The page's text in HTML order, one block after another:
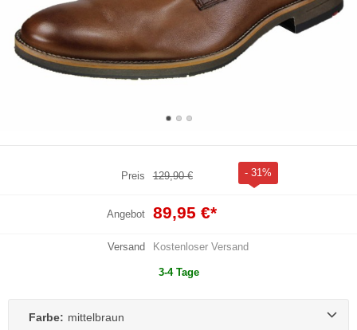
Preis 129,90 € - 31%
Angebot 89,95 €*
Versand Kostenloser Versand
3-4 Tage
Farbe: mittelbraun